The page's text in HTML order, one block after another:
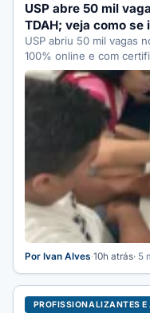
USP abre 50 mil
TDAH; veja como se
USP abriu 50 mil vagas
100% online e com
Por Ivan Alves·10h atrás· 5
PROFISSIONALIZANTES E